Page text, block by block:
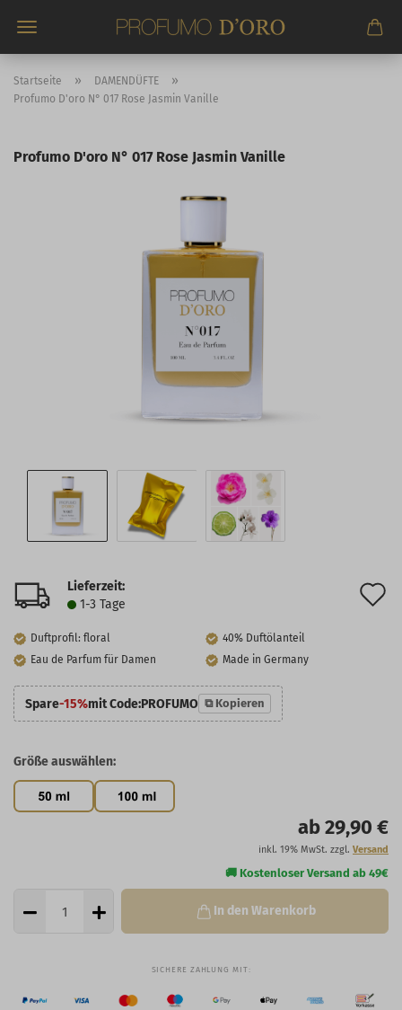
zum
Startseite » DAMENDÜFTE »
Profumo D'oro N° 017 Rose Jasmin Vanille
Profumo D'oro N° 017 Rose Jasmin Vanille
Lieferzeit:
1-3 Tage
Duftprofil: floral
40% Duftölanteil
Eau de Parfum für Damen
Made in Germany
Spare-15%mit Code:PROFUMO ⧉ Kopieren
Größe auswählen:
ab 29,90 €
inkl. 19% MwSt. zzgl. Versand
In den Warenkorb